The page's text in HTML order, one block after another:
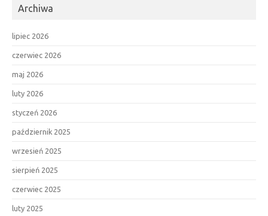
Archiwa
lipiec 2026
czerwiec 2026
maj 2026
luty 2026
styczeń 2026
październik 2025
wrzesień 2025
sierpień 2025
czerwiec 2025
luty 2025